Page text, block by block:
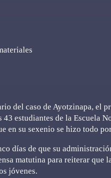
del caso de Ayotzinapa, el
43 estudiantes de la Escuela
en su sexenio se hizo todo
días de que su
matutina para reiterar que
jóvenes.